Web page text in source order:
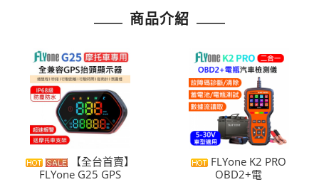
商品介紹
【全台首賣】
FLYone G25 GPS
FLYone K2 PRO
OBD2+電